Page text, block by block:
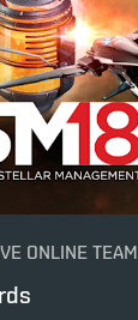
ONLINE TEAM